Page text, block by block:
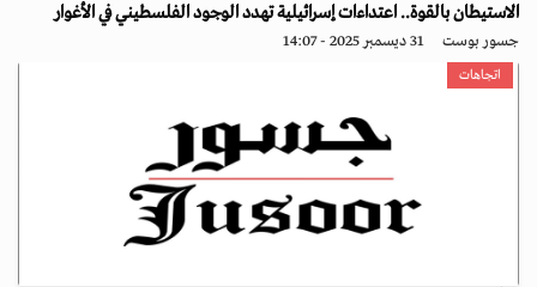
الاستيطان بالقوة.. اعتداءات إسرائيلية تهدد الوجود الفلسطيني في الأغوار
جسور بوست 31 ديسمبر 2025 - 14:07
اتجاهات